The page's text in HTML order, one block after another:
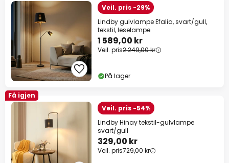
Veil. pris -29%
Lindby gulvlampe Efalia, svart/gull,
tekstil, leselampe
1 589,00 kr
Veil. pris2 249,00 kr
På lager
Få igjen
Veil. pris -54%
Lindby Hinay tekstil-gulvlampe
svart/gull
329,00 kr
Veil. pris729,00 kr